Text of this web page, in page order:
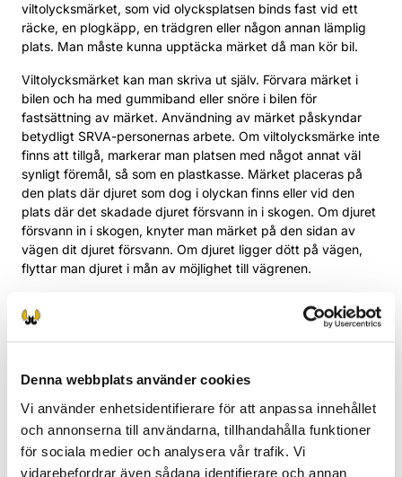
Denna webbplats använder cookies
Vi använder enhetsidentifierare för att anpassa innehållet
och annonserna till användarna, tillhandahålla funktioner
för sociala medier och analysera vår trafik. Vi
vidarebefordrar även sådana identifierare och annan
viltolycksmärket, som vid olycksplatsen binds fast vid ett
räcke, en plogkäpp, en trädgren eller någon annan lämplig
plats. Man måste kunna upptäcka märket då man kör bil.
Viltolycksmärket kan man skriva ut själv. Förvara märket i
bilen och ha med gummiband eller snöre i bilen för
fastsättning av märket. Användning av märket påskyndar
betydligt SRVA-personernas arbete. Om viltolycksmärke inte
finns att tillgå, markerar man platsen med något annat väl
synligt föremål, så som en plastkasse. Märket placeras på
den plats där djuret som dog i olyckan finns eller vid den
plats där det skadade djuret försvann in i skogen. Om djuret
försvann in i skogen, knyter man märket på den sidan av
vägen dit djuret försvann. Om djuret ligger dött på vägen,
flyttar man djuret i mån av möjlighet till vägrenen.
platsen hjälper effektivt arbetet med efterutredningen och
underlättar för att hitta det skadade djuret. Om inte
skador. Det kan jämställas med djurplågeri.
Ladda ner och skriv ut viltolycksmärket (pdf)